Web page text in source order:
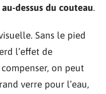
dessus du couteau.
Sans le pied
l’effet de
on peut
verre pour l’eau,